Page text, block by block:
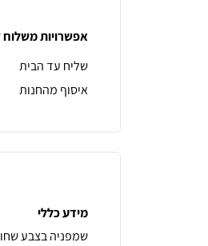
אפשרויות משלוח
שליח עד הבית
איסוף מהחנות
מידע כללי
שמפניה בצבע